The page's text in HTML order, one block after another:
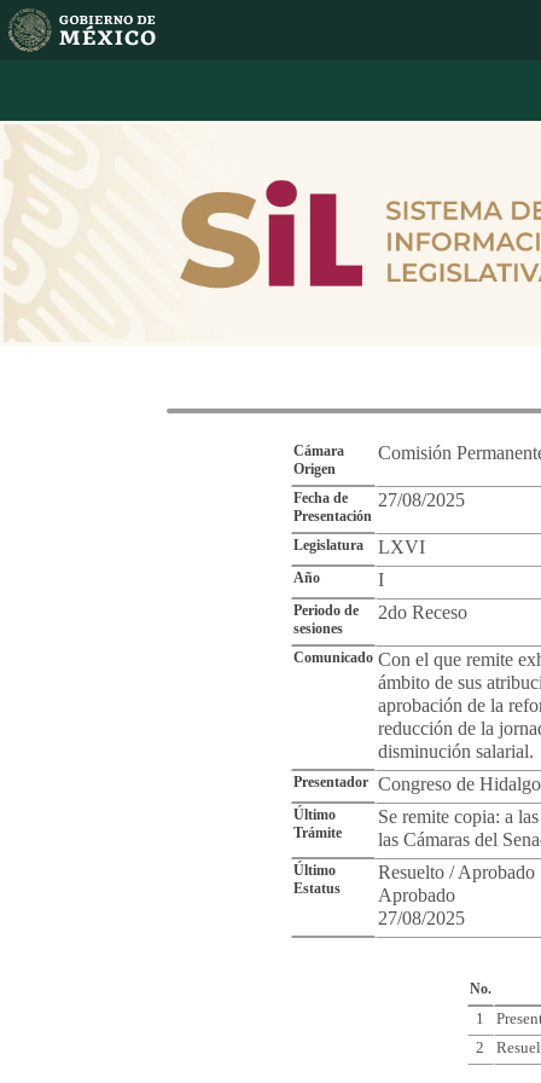
Cámara
Origen
Comisión
Fecha de
Presentación
27/08/2025
Legislatura LXVI
Año I
Periodo de
sesiones
2do Receso
Comunicado Con el que remite
ámbito de sus
aprobación de la
reducción de la
disminución salarial.
Presentador Congreso de Hidalgo
Último
Trámite
Se remite copia: a
las Cámaras del
Último
Estatus
Resuelto / Aprobado
Aprobado
27/08/2025
No.
1
2